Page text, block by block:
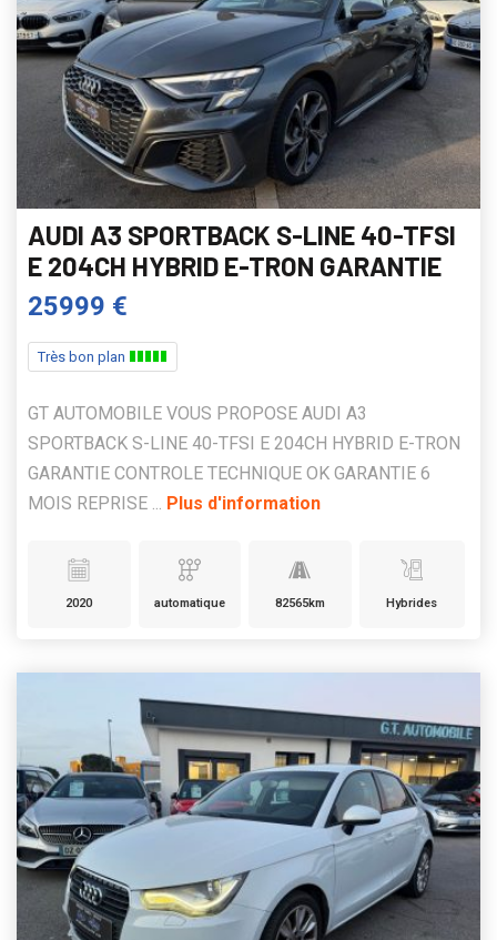
AUDI A3 SPORTBACK S-LINE 40-TFSI
E 204CH HYBRID E-TRON GARANTIE
25999 €
Très bon plan
GT AUTOMOBILE VOUS PROPOSE AUDI A3
SPORTBACK S-LINE 40-TFSI E 204CH HYBRID E-TRON
GARANTIE CONTROLE TECHNIQUE OK GARANTIE 6
MOIS REPRISE ... Plus d'information
2020 automatique 82565km Hybrides